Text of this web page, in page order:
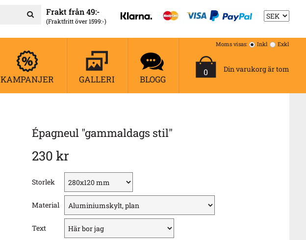
Frakt från 49:-
(Fraktfritt över 1599:-)
KAMPANJER GALLERI BLOGG
0 Din varukorg är tom
Moms visas: Inkl Exkl
Épagneul "gammaldags stil"
230 kr
Storlek
Material
Text